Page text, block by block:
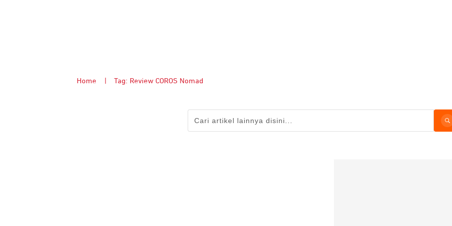
Home Tag: Review COROS Nomad